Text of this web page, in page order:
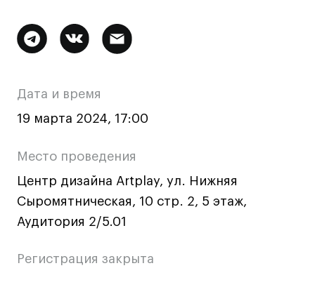
Сценография
Фотография и видео
Дизайн и декорирование интерьера
Бизнес и маркетинг
развитие
Среднесрочные
ИЗО и Керамика
Ландшафтный дизайн
Дополнительная
о
мероприятии
Дата и время
19 марта 2024, 17:00
Место проведения
Центр дизайна Artplay, ул. Нижняя
Сыромятническая, 10 стр. 2, 5 этаж,
Аудитория 2/5.01
Регистрация закрыта